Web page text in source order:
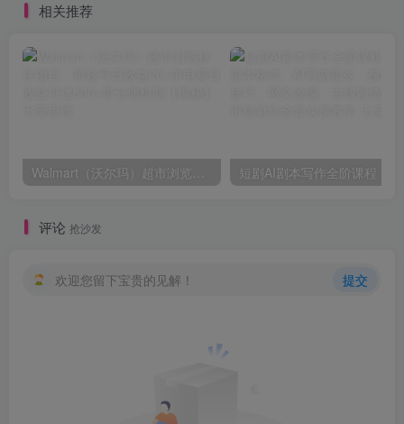
相关推荐
Walmart（沃尔玛）超市浏览标注项目，单账号日收益20+单电脑日收益可达800+带分佣机制【揭秘】
评论 抢沙发
欢迎您留下宝贵的见解！ 提交